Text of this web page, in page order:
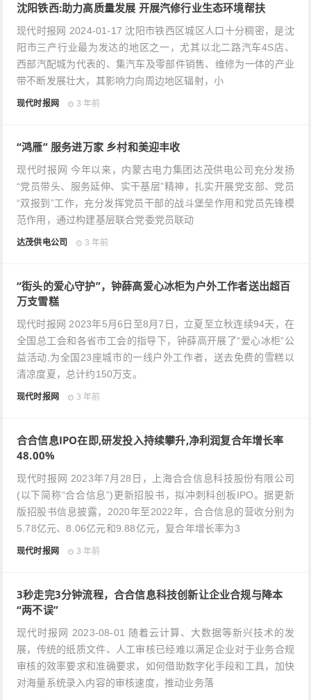
沈阳铁西:助力高质量发展 开展汽修行业生态环境帮扶
现代时报网 2024-01-17 沈阳市铁西区城区人口十分稠密，是沈
阳市三产行业最为发达的地区之一，尤其以北二路汽车4S店、
西部汽配城为代表的、集汽车及零部件销售、维修为一体的产业
带不断发展壮大，其影响力向周边地区辐射，小
现代时报网 3 年前
“鸿雁” 服务进万家 乡村和美迎丰收
现代时报网 今年以来，内蒙古电力集团达茂供电公司充分发扬
“党员带头、服务延伸、实干基层”精神，扎实开展党支部、党员
“双报到”工作，充分发挥党员干部的战斗堡垒作用和党员先锋模
范作用，通过构建基层联合党委党员联动
达茂供电公司 3 年前
“街头的爱心守护”，钟薛高爱心冰柜为户外工作者送出超百
万支雪糕
现代时报网 2023年5月6日至8月7日，立夏至立秋连续94天，在
全国总工会和各省市工会的指导下，钟薛高开展了“爱心冰柜”公
益活动,为全国23座城市的一线户外工作者，送去免费的雪糕以
清凉度夏，总计约150万支。
现代时报网 3 年前
合合信息IPO在即,研发投入持续攀升,净利润复合年增长率
48.00%
现代时报网 2023年7月28日，上海合合信息科技股份有限公司
(以下简称“合合信息”)更新招股书，拟冲刺科创板IPO。据更新
版招股书信息披露，2020年至2022年，合合信息的营收分别为
5.78亿元、8.06亿元和9.88亿元，复合年增长率为3
现代时报网 3 年前
3秒走完3分钟流程，合合信息科技创新让企业合规与降本
“两不误”
现代时报网 2023-08-01 随着云计算、大数据等新兴技术的发
展，传统的纸质文件、人工审核已经难以满足企业对于业务合规
审核的效率要求和准确要求，如何借助数字化手段和工具，加快
对海量系统录入内容的审核速度，推动业务落